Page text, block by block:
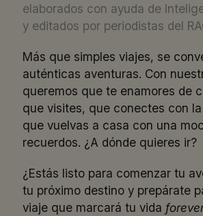
elaborados con ayuda de
y editados por periodistas del
Más que simples viajes, se
auténticas aventuras. Con
queremos que te enamores de
que visites, que conectes con
que vuelvas a casa con una
recuerdos. ¿A dónde quieres ir?
¿Estás listo para comenzar tu
tu próximo destino y prepárate
viaje que marcará tu vida